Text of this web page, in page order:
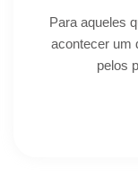
Para aqueles
acontecer um
pelos